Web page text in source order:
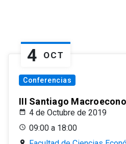
4 OCT
Conferencias
III Santiago
4 de Octubre de 2019
09:00 a 18:00